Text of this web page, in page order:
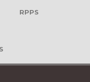
RPPS